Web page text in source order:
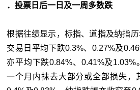
．投票日后一日及一周多数跌
根据往绩显示，标指、道指及纳指
交易日平均下跌0.3%、0.27%及
亦平均下跌0.84%、0.41%及
一个月内抹去大部分或全部损失，